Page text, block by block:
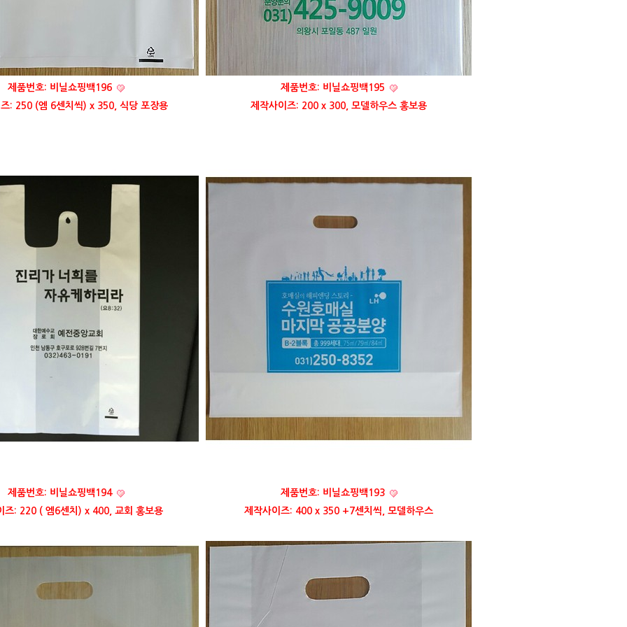
제품번호: 비닐쇼핑백196
: 250 (엠 6센치씩) x 350, 식당 포장용
제품번호: 비닐쇼핑백195
제작사이즈: 200 x 300, 모델하우스 홍보용
제품번호: 비닐쇼핑백194
즈: 220 ( 엠6센치) x 400, 교회 홍보용
제품번호: 비닐쇼핑백193
제작사이즈: 400 x 350 +7센치씩, 모델하우스